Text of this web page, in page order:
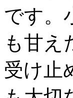
です。
も甘え
受け止